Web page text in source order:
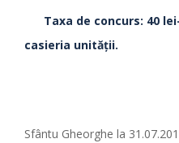
Taxa de concurs: 40
casieria unităţii.
Sfântu Gheorghe la